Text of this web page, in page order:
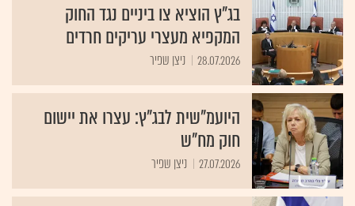
בג"ץ הוציא צו ביניים נגד החוק
המקפיא מעצרי עריקים חרדים
28.07.2026 ניצן שפיר
היועמ"שית לבג"ץ: עצרו את יישום
חוק מח"ש
27.07.2026 ניצן שפיר